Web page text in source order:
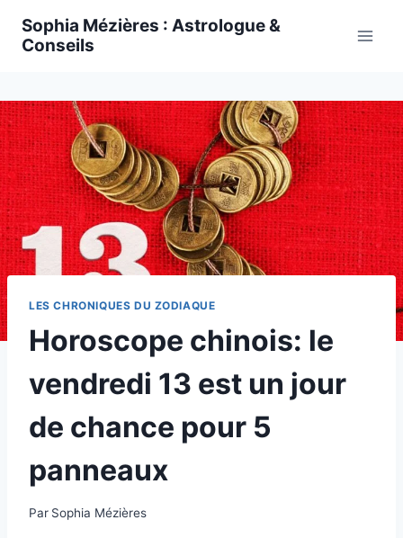
Sophia Mézières : Astrologue &
Conseils
LES CHRONIQUES DU ZODIAQUE
Horoscope chinois: le
vendredi 13 est un jour
de chance pour 5
panneaux
Par Sophia Mézières